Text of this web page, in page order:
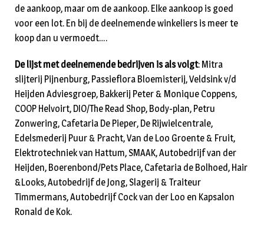
de aankoop, maar om de aankoop. Elke aankoop is goed
voor een lot. En bij de deelnemende winkeliers is meer te
koop dan u vermoedt….
De lijst met deelnemende bedrijven is als volgt: Mitra
slijterij Pijnenburg, Passieflora Bloemisterij, Veldsink v/d
Heijden Adviesgroep, Bakkerij Peter & Monique Coppens,
COOP Helvoirt, DIO/The Read Shop, Body-plan, Petru
Zonwering, Cafetaria De Pieper, De Rijwielcentrale,
Edelsmederij Puur & Pracht, Van de Loo Groente & Fruit,
Elektrotechniek van Hattum, SMAAK, Autobedrijf van der
Heijden, Boerenbond/Pets Place, Cafetaria de Bolhoed, Hair
&Looks, Autobedrijf de Jong, Slagerij & Traiteur
Timmermans, Autobedrijf Cock van der Loo en Kapsalon
Ronald de Kok.